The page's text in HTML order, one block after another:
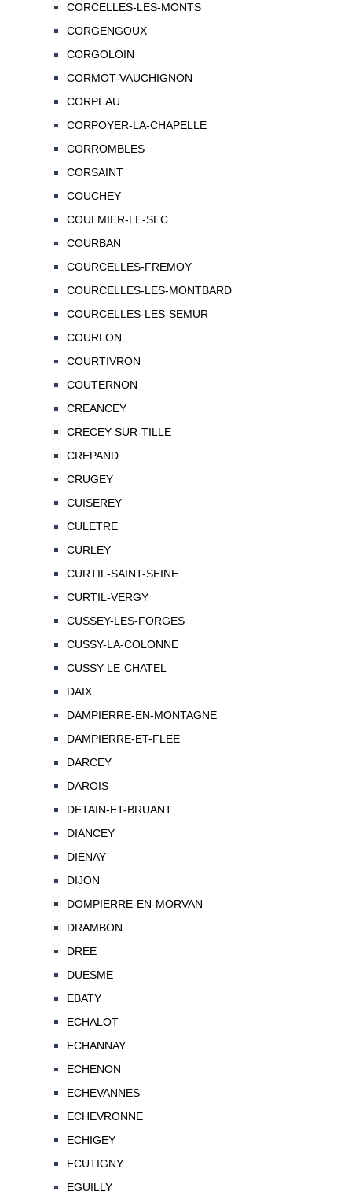
CORCELLES-LES-MONTS
CORGENGOUX
CORGOLOIN
CORMOT-VAUCHIGNON
CORPEAU
CORPOYER-LA-CHAPELLE
CORROMBLES
CORSAINT
COUCHEY
COULMIER-LE-SEC
COURBAN
COURCELLES-FREMOY
COURCELLES-LES-MONTBARD
COURCELLES-LES-SEMUR
COURLON
COURTIVRON
COUTERNON
CREANCEY
CRECEY-SUR-TILLE
CREPAND
CRUGEY
CUISEREY
CULETRE
CURLEY
CURTIL-SAINT-SEINE
CURTIL-VERGY
CUSSEY-LES-FORGES
CUSSY-LA-COLONNE
CUSSY-LE-CHATEL
DAIX
DAMPIERRE-EN-MONTAGNE
DAMPIERRE-ET-FLEE
DARCEY
DAROIS
DETAIN-ET-BRUANT
DIANCEY
DIENAY
DIJON
DOMPIERRE-EN-MORVAN
DRAMBON
DREE
DUESME
EBATY
ECHALOT
ECHANNAY
ECHENON
ECHEVANNES
ECHEVRONNE
ECHIGEY
ECUTIGNY
EGUILLY